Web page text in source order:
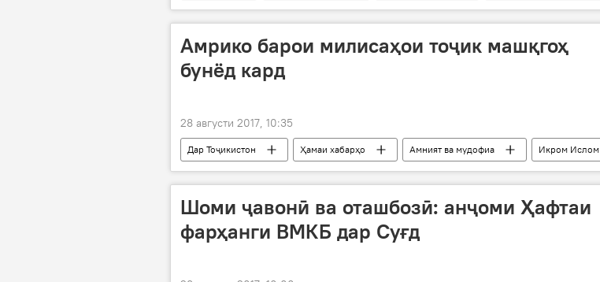
Амрико барои милисаҳои тоҷик машқгоҳ
бунёд кард
28 августи 2017, 10:35
Дар Тоҷикистон Ҳамаи хабарҳо Амният ва мудофиа
Икром Ислом
Амрико
Шоми ҷавонӣ ва оташбозӣ: анҷоми Ҳафтаи
фарҳанги ВМКБ дар Суғд